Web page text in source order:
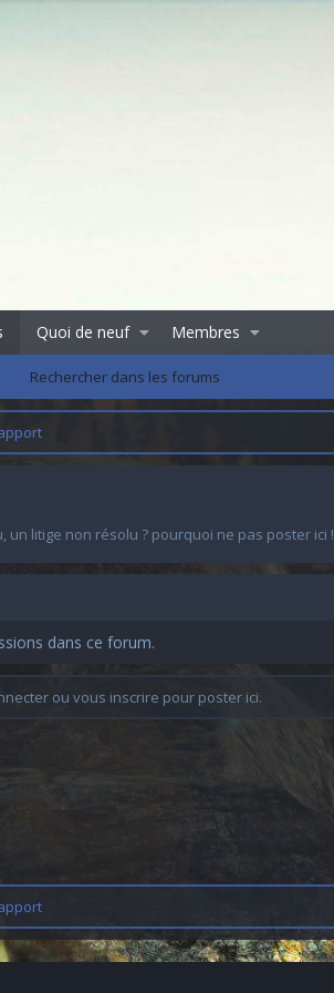
Quoi de neuf Membres
Rechercher dans les forums
un litige non résolu ? pourquoi ne pas poster ici !
dans ce forum.
ou vous inscrire pour poster ici.